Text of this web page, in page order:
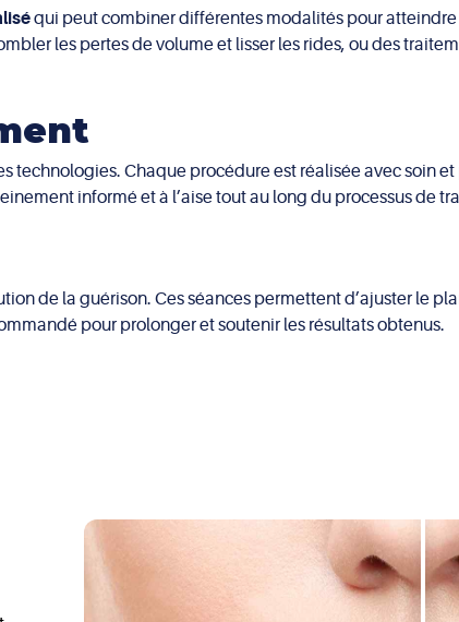
qui peut combiner différentes modalités pour atteindre
les pertes de volume et lisser les rides, ou des
technologies. Chaque procédure est réalisée avec soin
informé et à l’aise tout au long du processus de
de la guérison. Ces séances permettent d’ajuster le
pour prolonger et soutenir les résultats obtenus.